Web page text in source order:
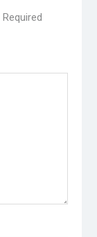
Required